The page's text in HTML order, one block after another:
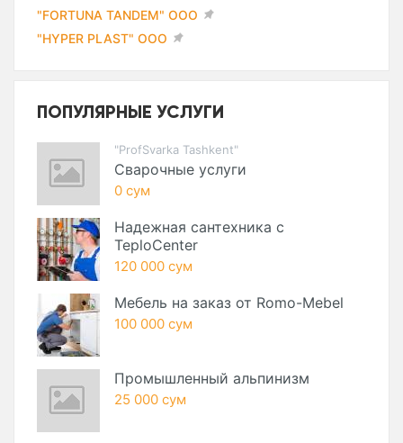
"FORTUNA TANDEM" ООО
"HYPER PLAST" ООО
ПОПУЛЯРНЫЕ УСЛУГИ
"ProfSvarka Tashkent"
Сварочные услуги
0 сум
Надежная сантехника с
TeploCenter
120 000 сум
Мебель на заказ от Romo-Mebel
100 000 сум
Промышленный альпинизм
25 000 сум